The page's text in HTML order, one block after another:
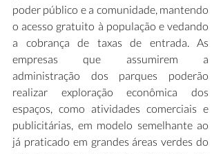
poder público e a comunidade, mantendo
o acesso gratuito à população e vedando
a cobrança de taxas de entrada. As
empresas que assumirem a
administração dos parques poderão
realizar exploração econômica dos
espaços, como atividades comerciais e
publicitárias, em modelo semelhante ao
já praticado em grandes áreas verdes do